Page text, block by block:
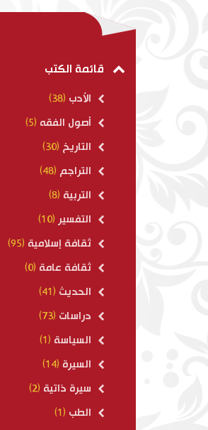
قائمة الكتب
الأدب (38)
أصول الفقه (5)
التاريخ (30)
التراجم (48)
التربية (8)
التفسير (10)
ثقافة إسلامية (95)
ثقافة عامة (0)
الحديث (41)
دراسات (73)
السياسة (1)
السيرة (14)
سيرة ذاتية (2)
الطب (1)